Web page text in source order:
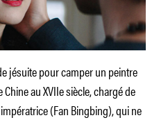
jésuite pour camper un peintre
au XVIIe siècle, chargé de
(Fan Bingbing), qui ne